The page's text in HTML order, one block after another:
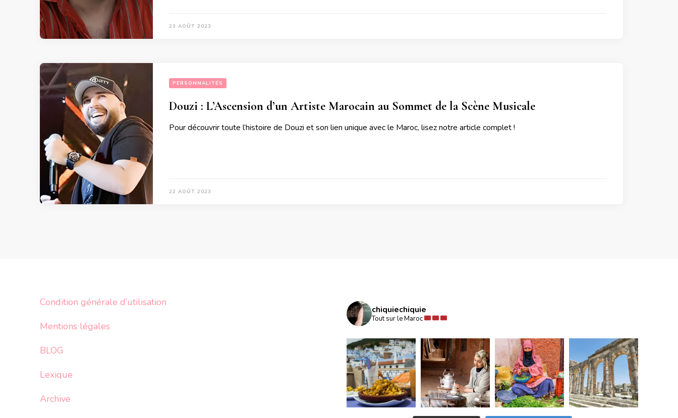
23 AOÛT 2023
PERSONNALITÉS
Douzi : L’Ascension d’un Artiste Marocain au Sommet de la Scène Musicale
Pour découvrir toute l’histoire de Douzi et son lien unique avec le Maroc, lisez notre article complet !
22 AOÛT 2023
Condition générale d’utilisation
Mentions légales
BLOG
Lexique
Archive
chiquiechiquie
Tout sur le Maroc